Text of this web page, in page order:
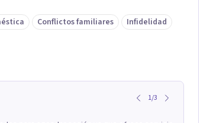
Conflictos familiares
Infidelidad
1/3